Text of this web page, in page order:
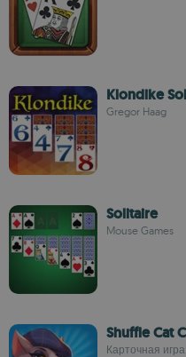
Klondike
Gregor Haag
Solitaire
Mouse Games
Shuffle Cat
Карточная